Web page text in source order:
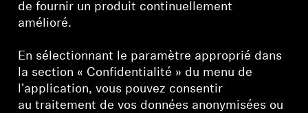
de fournir un produit continuellement
amélioré.
En sélectionnant le paramètre approprié dans
la section « Confidentialité » du menu de
l'application, vous pouvez consentir
au traitement de vos données anonymisées ou